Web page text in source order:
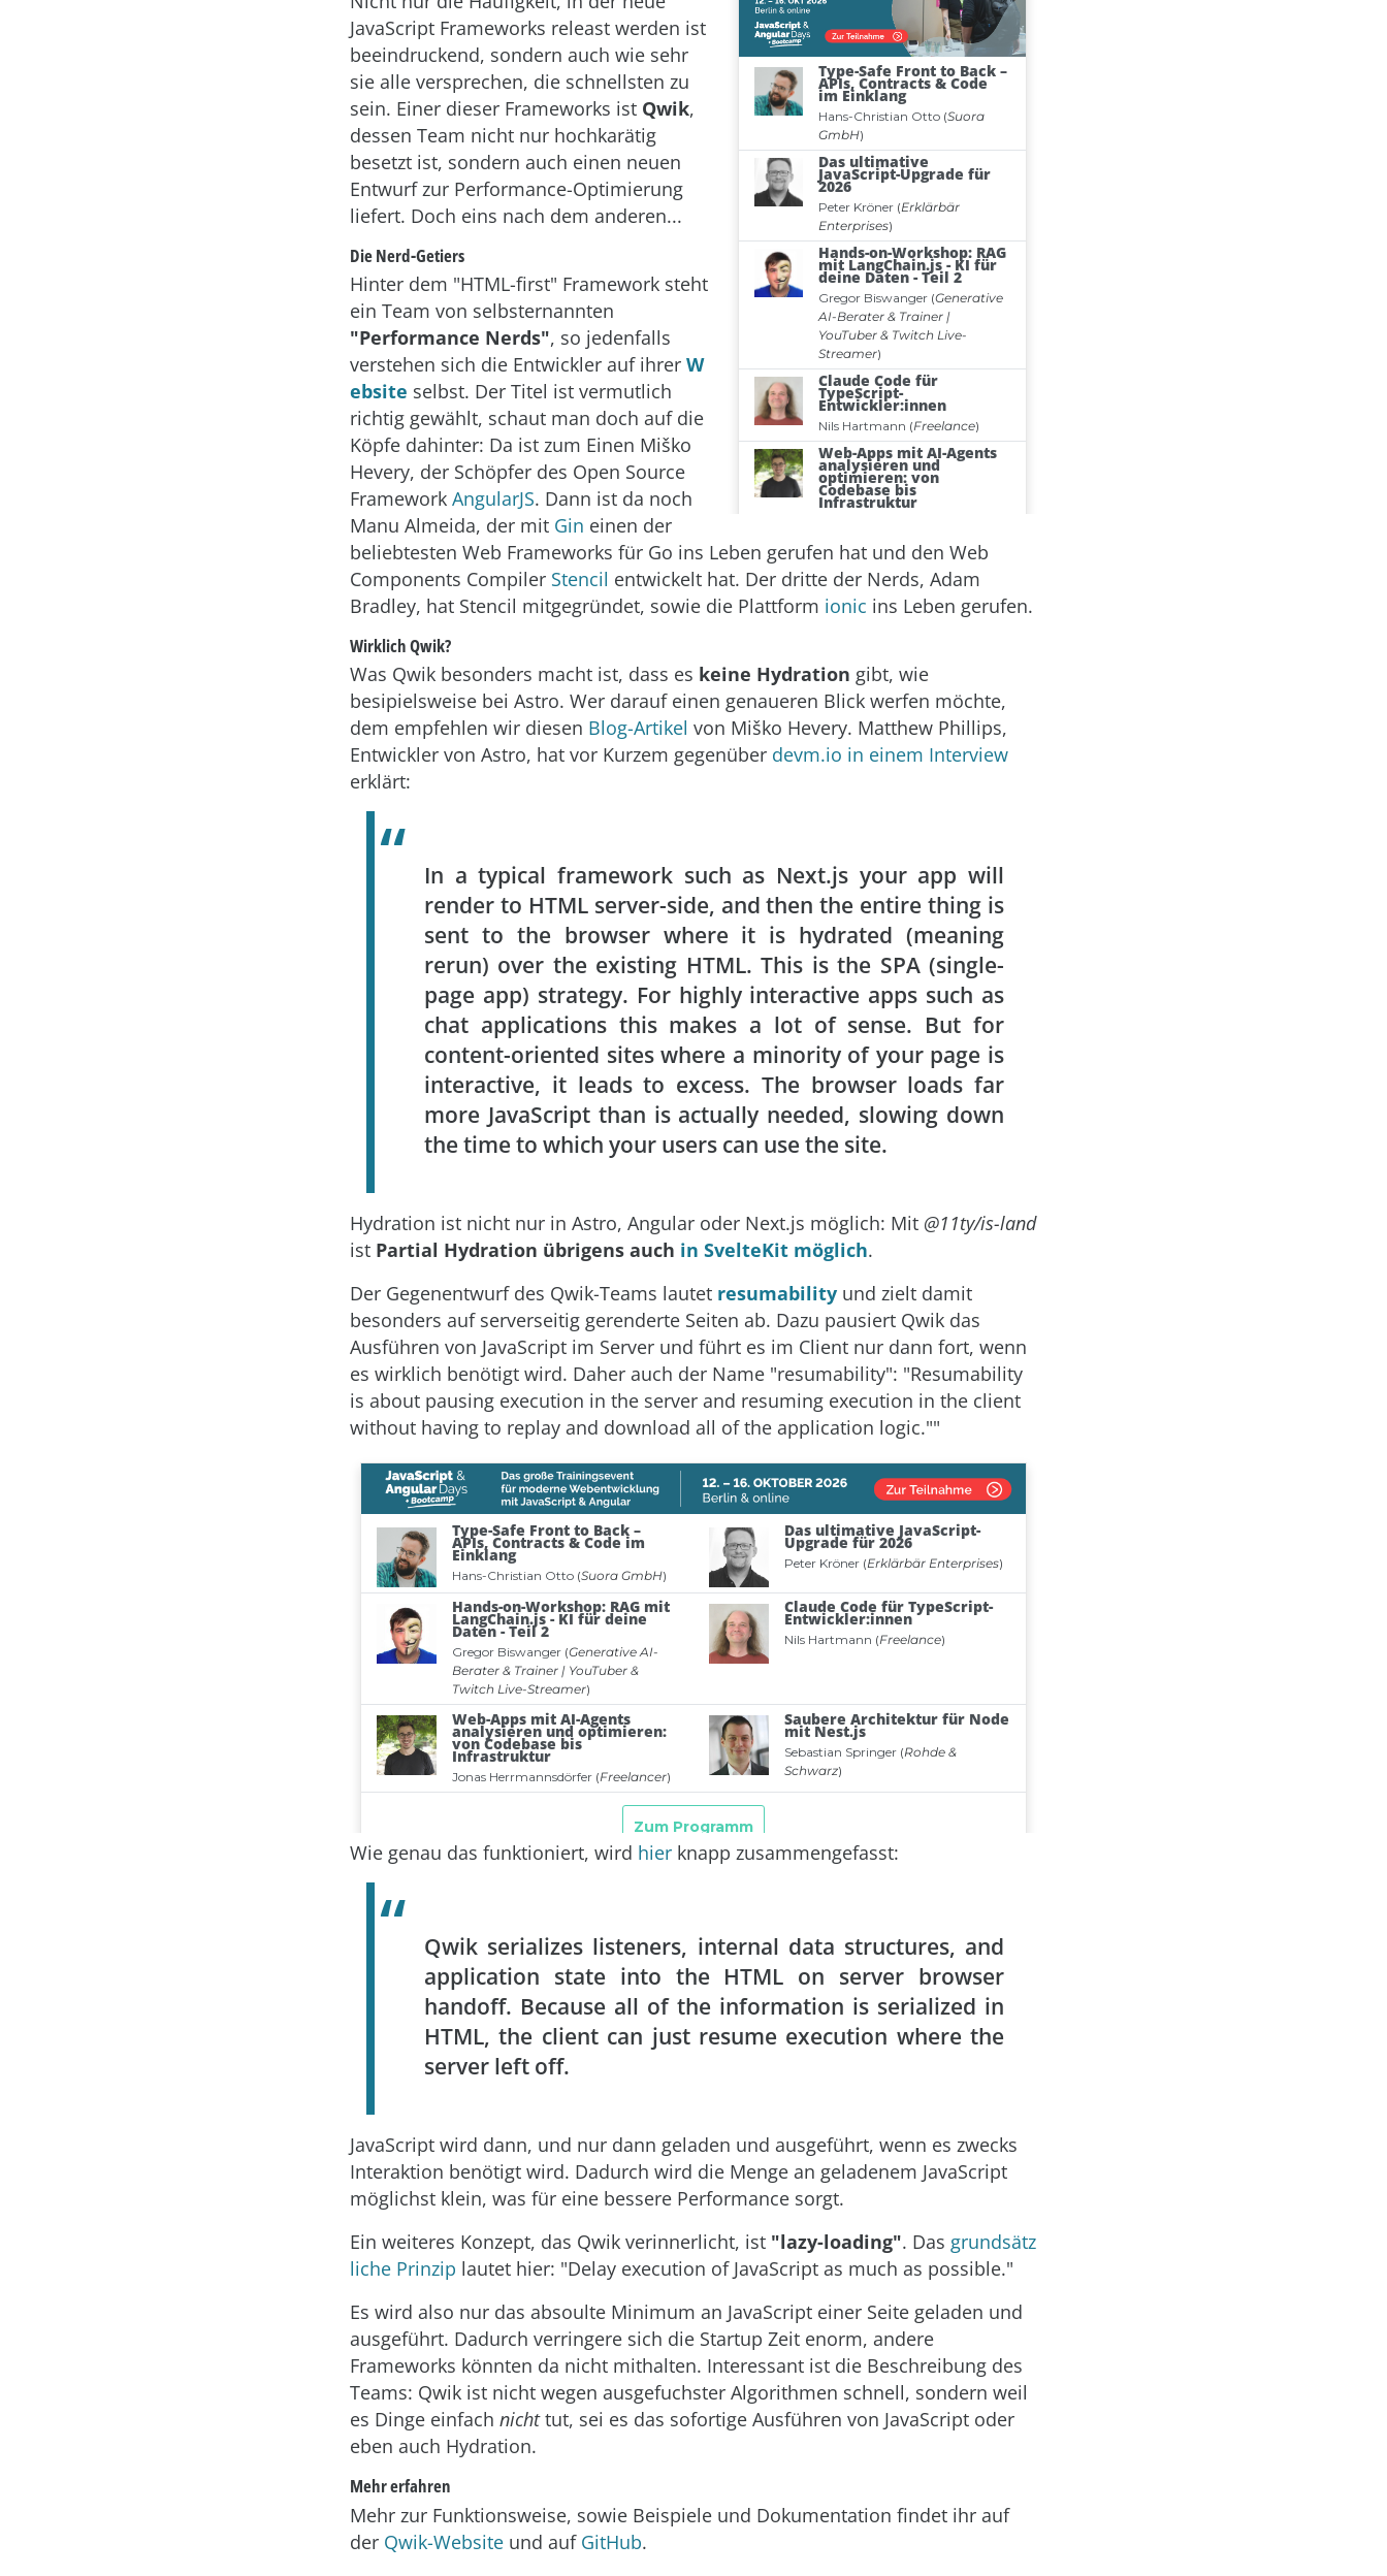
JavaScript Frameworks releast werden ist
beeindruckend, sondern auch wie sehr
sie alle versprechen, die schnellsten zu
sein. Einer dieser Frameworks ist Qwik,
dessen Team nicht nur hochkarätig
besetzt ist, sondern auch einen neuen
Entwurf zur Performance-Optimierung
liefert. Doch eins nach dem anderen...
Die Nerd-Getiers
Hinter dem "HTML-first" Framework steht
ein Team von selbsternannten
"Performance Nerds", so jedenfalls
verstehen sich die Entwickler auf ihrer W
ebsite selbst. Der Titel ist vermutlich
richtig gewählt, schaut man doch auf die
Köpfe dahinter: Da ist zum Einen Miško
Hevery, der Schöpfer des Open Source
Framework AngularJS. Dann ist da noch
Manu Almeida, der mit Gin einen der
beliebtesten Web Frameworks für Go ins Leben gerufen hat und den Web
Components Compiler Stencil entwickelt hat. Der dritte der Nerds, Adam
Bradley, hat Stencil mitgegründet, sowie die Plattform ionic ins Leben gerufen.
Wirklich Qwik?
Was Qwik besonders macht ist, dass es keine Hydration gibt, wie
besipielsweise bei Astro. Wer darauf einen genaueren Blick werfen möchte,
dem empfehlen wir diesen Blog-Artikel von Miško Hevery. Matthew Phillips,
Entwickler von Astro, hat vor Kurzem gegenüber devm.io in einem Interview
erklärt:
In a typical framework such as Next.js your app will
render to HTML server-side, and then the entire thing is
sent to the browser where it is hydrated (meaning
rerun) over the existing HTML. This is the SPA (single-
page app) strategy. For highly interactive apps such as
chat applications this makes a lot of sense. But for
content-oriented sites where a minority of your page is
interactive, it leads to excess. The browser loads far
more JavaScript than is actually needed, slowing down
the time to which your users can use the site.
Hydration ist nicht nur in Astro, Angular oder Next.js möglich: Mit @11ty/is-land
ist Partial Hydration übrigens auch in SvelteKit möglich.
Der Gegenentwurf des Qwik-Teams lautet resumability und zielt damit
besonders auf serverseitig gerenderte Seiten ab. Dazu pausiert Qwik das
Ausführen von JavaScript im Server und führt es im Client nur dann fort, wenn
es wirklich benötigt wird. Daher auch der Name "resumability": "Resumability
is about pausing execution in the server and resuming execution in the client
without having to replay and download all of the application logic.""
Wie genau das funktioniert, wird hier knapp zusammengefasst:
Qwik serializes listeners, internal data structures, and
application state into the HTML on server browser
handoff. Because all of the information is serialized in
HTML, the client can just resume execution where the
server left off.
JavaScript wird dann, und nur dann geladen und ausgeführt, wenn es zwecks
Interaktion benötigt wird. Dadurch wird die Menge an geladenem JavaScript
möglichst klein, was für eine bessere Performance sorgt.
Ein weiteres Konzept, das Qwik verinnerlicht, ist "lazy-loading". Das grundsätz
liche Prinzip lautet hier: "Delay execution of JavaScript as much as possible."
Es wird also nur das absoulte Minimum an JavaScript einer Seite geladen und
ausgeführt. Dadurch verringere sich die Startup Zeit enorm, andere
Frameworks könnten da nicht mithalten. Interessant ist die Beschreibung des
Teams: Qwik ist nicht wegen ausgefuchster Algorithmen schnell, sondern weil
es Dinge einfach nichttut, sei es das sofortige Ausführen von JavaScript oder
eben auch Hydration.
Mehr erfahren
Mehr zur Funktionsweise, sowie Beispiele und Dokumentation findet ihr auf
der Qwik-Website und auf GitHub.